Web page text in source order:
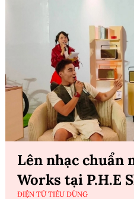
Lên nhạc chuẩn
Works tại P.H.E
ĐIỆN TỬ TIÊU DÙNG